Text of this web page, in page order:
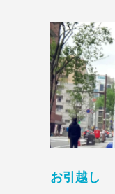
お引越し